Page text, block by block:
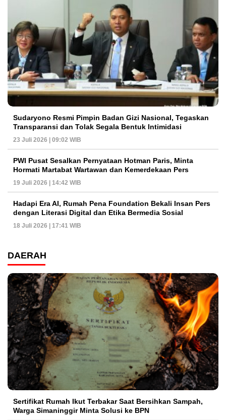
Sudaryono Resmi Pimpin Badan Gizi Nasional, Tegaskan
Transparansi dan Tolak Segala Bentuk Intimidasi
23 Juli 2026 | 09:02 WIB
PWI Pusat Sesalkan Pernyataan Hotman Paris, Minta
Hormati Martabat Wartawan dan Kemerdekaan Pers
19 Juli 2026 | 14:42 WIB
Hadapi Era AI, Rumah Pena Foundation Bekali Insan Pers
dengan Literasi Digital dan Etika Bermedia Sosial
18 Juli 2026 | 17:41 WIB
DAERAH
Sertifikat Rumah Ikut Terbakar Saat Bersihkan Sampah,
Warga Simaninggir Minta Solusi ke BPN